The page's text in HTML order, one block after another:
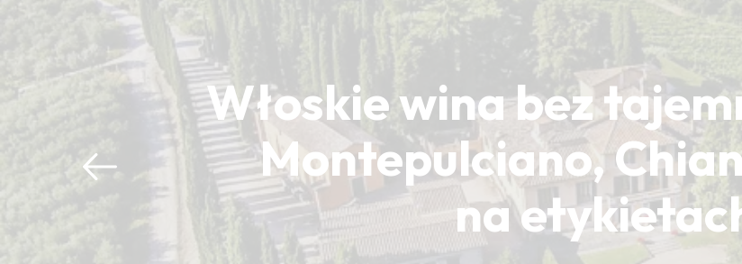
Włoskie wina bez
Montepulciano,
na